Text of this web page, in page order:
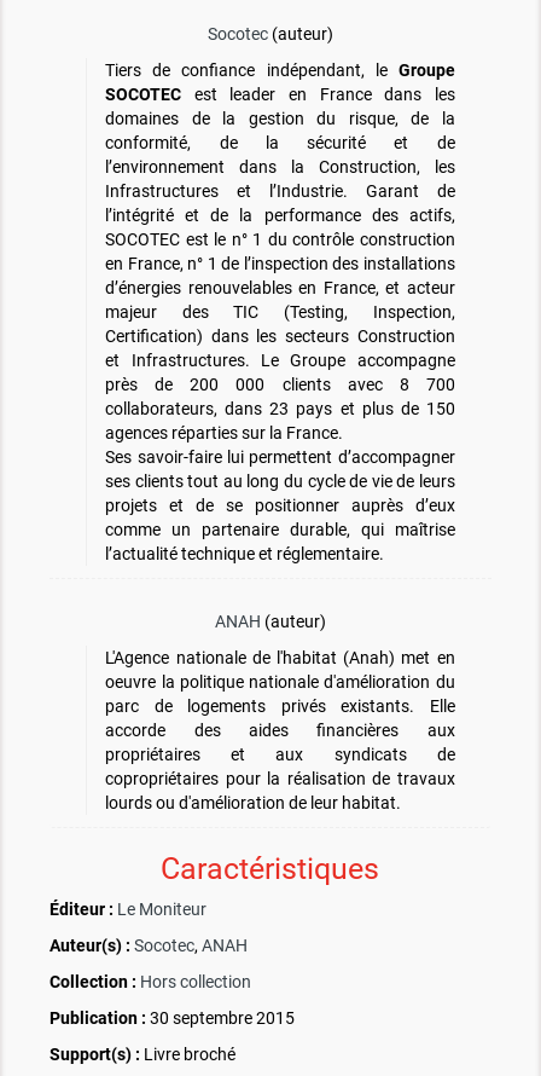
Socotec(auteur)
Tiers de confiance indépendant, le Groupe
SOCOTEC est leader en France dans les
domaines de la gestion du risque, de la
conformité, de la sécurité et de
l’environnement dans la Construction, les
Infrastructures et l’Industrie. Garant de
l’intégrité et de la performance des actifs,
SOCOTEC est le n° 1 du contrôle construction
en France, n° 1 de l’inspection des installations
d’énergies renouvelables en France, et acteur
majeur des TIC (Testing, Inspection,
Certification) dans les secteurs Construction
et Infrastructures. Le Groupe accompagne
près de 200 000 clients avec 8 700
collaborateurs, dans 23 pays et plus de 150
agences réparties sur la France.
Ses savoir-faire lui permettent d’accompagner
ses clients tout au long du cycle de vie de leurs
projets et de se positionner auprès d’eux
comme un partenaire durable, qui maîtrise
l’actualité technique et réglementaire.
ANAH (auteur)
L'Agence nationale de l'habitat (Anah) met en
oeuvre la politique nationale d'amélioration du
parc de logements privés existants. Elle
accorde des aides financières aux
propriétaires et aux syndicats de
copropriétaires pour la réalisation de travaux
lourds ou d'amélioration de leur habitat.
Caractéristiques
Éditeur : Le Moniteur
Auteur(s) : Socotec,ANAH
Collection : Hors collection
Publication : 30 septembre 2015
Support(s) : Livre broché